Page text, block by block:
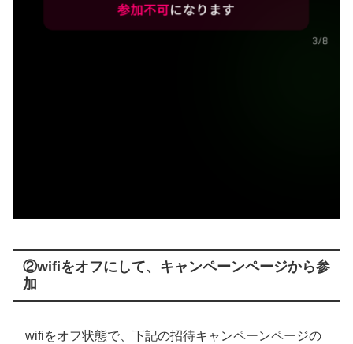
②wifiをオフにして、キャンペーンページから参
加
wifiをオフ状態で、下記の招待キャンペーンページの